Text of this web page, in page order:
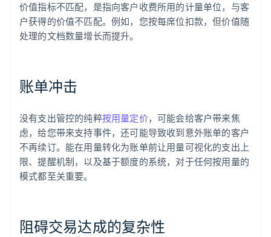
价值指标不匹配，是指向客户收费所用的计量单位，与客
户获得的价值不匹配。例如，您按每席位扣款，但价值随
处理的文档数量增长而提升。
账单冲击
没有支出管控的纯粹按用量定价，可能会给客户带来焦
虑，给您带来支持事件，还可能导致收到意外账单的客户
不再续订。能在用量转化为账单前让用量可视化的支出上
限、提醒机制，以及基于额度的系统，对于任何按用量的
模式都至关重要。
阻碍交易达成的复杂性